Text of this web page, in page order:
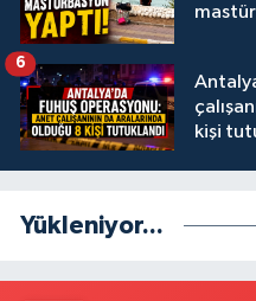
kişi
6
Yükleniyor...